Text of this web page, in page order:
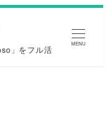
」をフル活 MENU